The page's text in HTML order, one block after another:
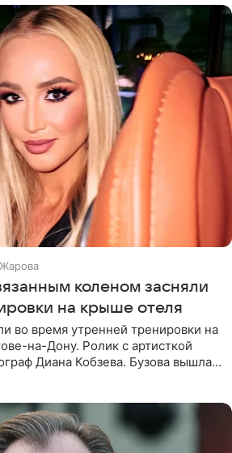
коленом засняли
на крыше отеля
во время утренней тренировки на
на-Дону. Ролик с артисткой
Диана Кобзева. Бузова вышла